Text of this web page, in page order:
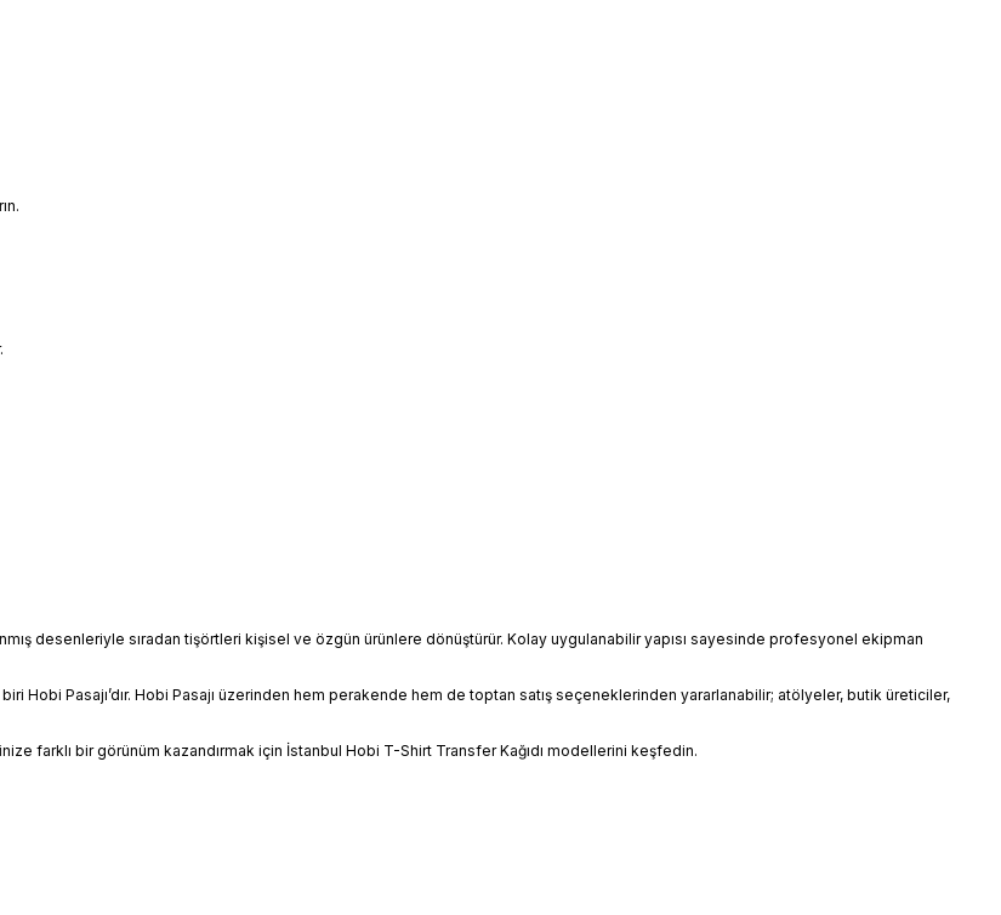
desenleriyle sıradan tişörtleri kişisel ve özgün ürünlere dönüştürür. Kolay uygulanabilir yapısı sayesinde profesyonel ekipman
Hobi Pasajı’dır. Hobi Pasajı üzerinden hem perakende hem de toptan satış seçeneklerinden yararlanabilir; atölyeler, butik üreticiler,
farklı bir görünüm kazandırmak için İstanbul Hobi T-Shirt Transfer Kağıdı modellerini keşfedin.